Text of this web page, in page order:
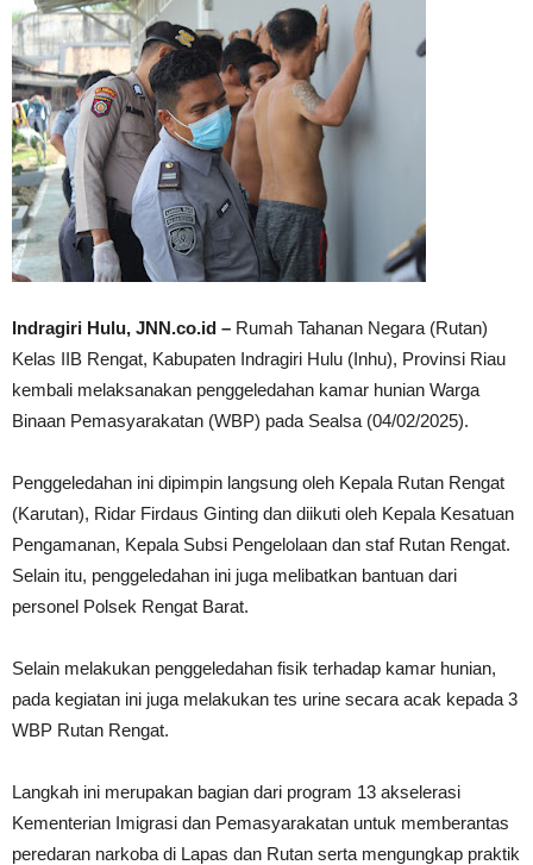
Indragiri Hulu, JNN.co.id – Rumah Tahanan Negara (Rutan)
Kelas IIB Rengat, Kabupaten Indragiri Hulu (Inhu), Provinsi Riau
kembali melaksanakan penggeledahan kamar hunian Warga
Binaan Pemasyarakatan (WBP) pada Sealsa (04/02/2025).
Penggeledahan ini dipimpin langsung oleh Kepala Rutan Rengat
(Karutan), Ridar Firdaus Ginting dan diikuti oleh Kepala Kesatuan
Pengamanan, Kepala Subsi Pengelolaan dan staf Rutan Rengat.
Selain itu, penggeledahan ini juga melibatkan bantuan dari
personel Polsek Rengat Barat.
Selain melakukan penggeledahan fisik terhadap kamar hunian,
pada kegiatan ini juga melakukan tes urine secara acak kepada 3
WBP Rutan Rengat.
Langkah ini merupakan bagian dari program 13 akselerasi
Kementerian Imigrasi dan Pemasyarakatan untuk memberantas
peredaran narkoba di Lapas dan Rutan serta mengungkap praktik